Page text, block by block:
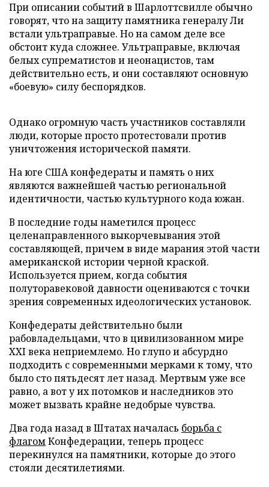
При описании событий в Шарлоттсвилле обычно
говорят, что на защиту памятника генералу Ли
встали ультраправые. Но на самом деле все
обстоит куда сложнее. Ультраправые, включая
белых супрематистов и неонацистов, там
действительно есть, и они составляют основную
«боевую» силу беспорядков.
Однако огромную часть участников составляли
люди, которые просто протестовали против
уничтожения исторической памяти.
На юге США конфедераты и память о них
являются важнейшей частью региональной
идентичности, частью культурного кода южан.
В последние годы наметился процесс
целенаправленного выкорчевывания этой
составляющей, причем в виде марания этой части
американской истории черной краской.
Используется прием, когда события
полуторавековой давности оцениваются с точки
зрения современных идеологических установок.
Конфедераты действительно были
рабовладельцами, что в цивилизованном мире
XXI века неприемлемо. Но глупо и абсурдно
подходить с современными мерками к тому, что
было сто пятьдесят лет назад. Мертвым уже все
равно, а вот у их потомков и наследников это
может вызвать крайне недобрые чувства.
Два года назад в Штатах началась борьба с
флагомКонфедерации, теперь процесс
перекинулся на памятники, которые до этого
стояли десятилетиями.